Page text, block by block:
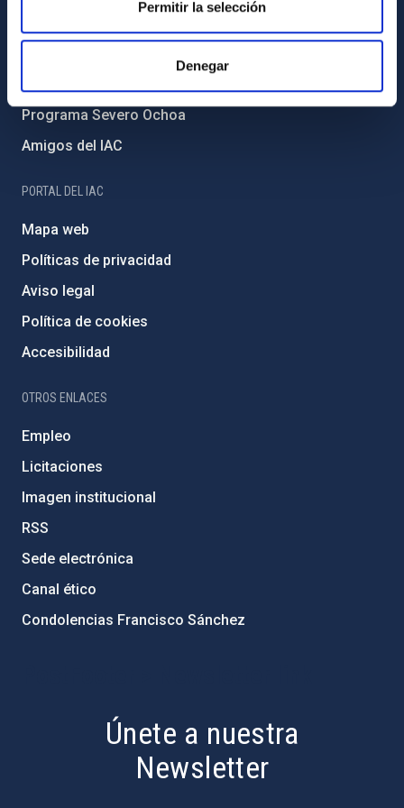
Permitir la selección
Denegar
Programa Severo Ochoa
Amigos del IAC
PORTAL DEL IAC
Mapa web
Políticas de privacidad
Aviso legal
Política de cookies
Accesibilidad
OTROS ENLACES
Empleo
Licitaciones
Imagen institucional
RSS
Sede electrónica
Canal ético
Condolencias Francisco Sánchez
Únete a nuestra
Newsletter